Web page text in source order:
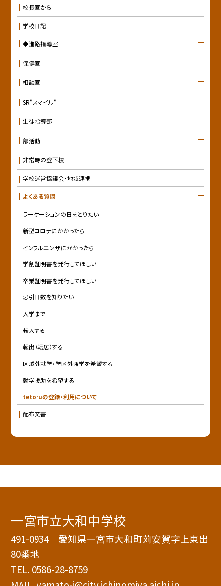
校長室から
学校日記
◆進路指導室
保健室
相談室
SR"スマイル"
生徒指導部
部活動
非常時の登下校
学校運営協議会・地域連携
よくある質問
ラーケーションの日をとりたい
新型コロナにかかったら
インフルエンザにかかったら
学割証明書を発行してほしい
卒業証明書を発行してほしい
忌引日数を知りたい
入学まで
転入する
転出（転居）する
区域外就学・学区外通学を希望する
就学援助を希望する
tetoruの登録・利用について
配布文書
一宮市立大和中学校
491-0934 愛知県一宮市大和町苅安賀字上東出
80番地
TEL. 0586-28-8759